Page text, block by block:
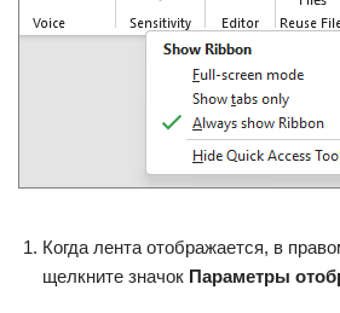
Когда лента отображается, в
щелкните значок Параметры